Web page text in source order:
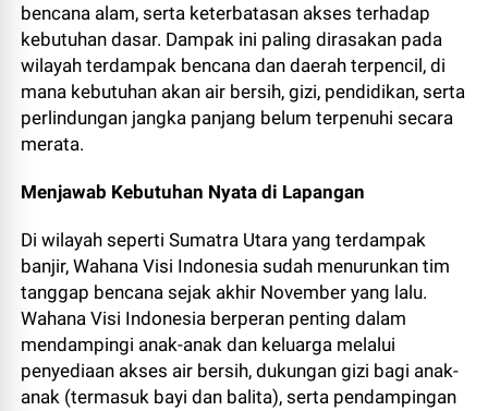
bencana alam, serta keterbatasan akses terhadap
kebutuhan dasar. Dampak ini paling dirasakan pada
wilayah terdampak bencana dan daerah terpencil, di
mana kebutuhan akan air bersih, gizi, pendidikan, serta
perlindungan jangka panjang belum terpenuhi secara
merata.
Menjawab Kebutuhan Nyata di Lapangan
Di wilayah seperti Sumatra Utara yang terdampak
banjir, Wahana Visi Indonesia sudah menurunkan tim
tanggap bencana sejak akhir November yang lalu.
Wahana Visi Indonesia berperan penting dalam
mendampingi anak-anak dan keluarga melalui
penyediaan akses air bersih, dukungan gizi bagi anak-
anak (termasuk bayi dan balita), serta pendampingan